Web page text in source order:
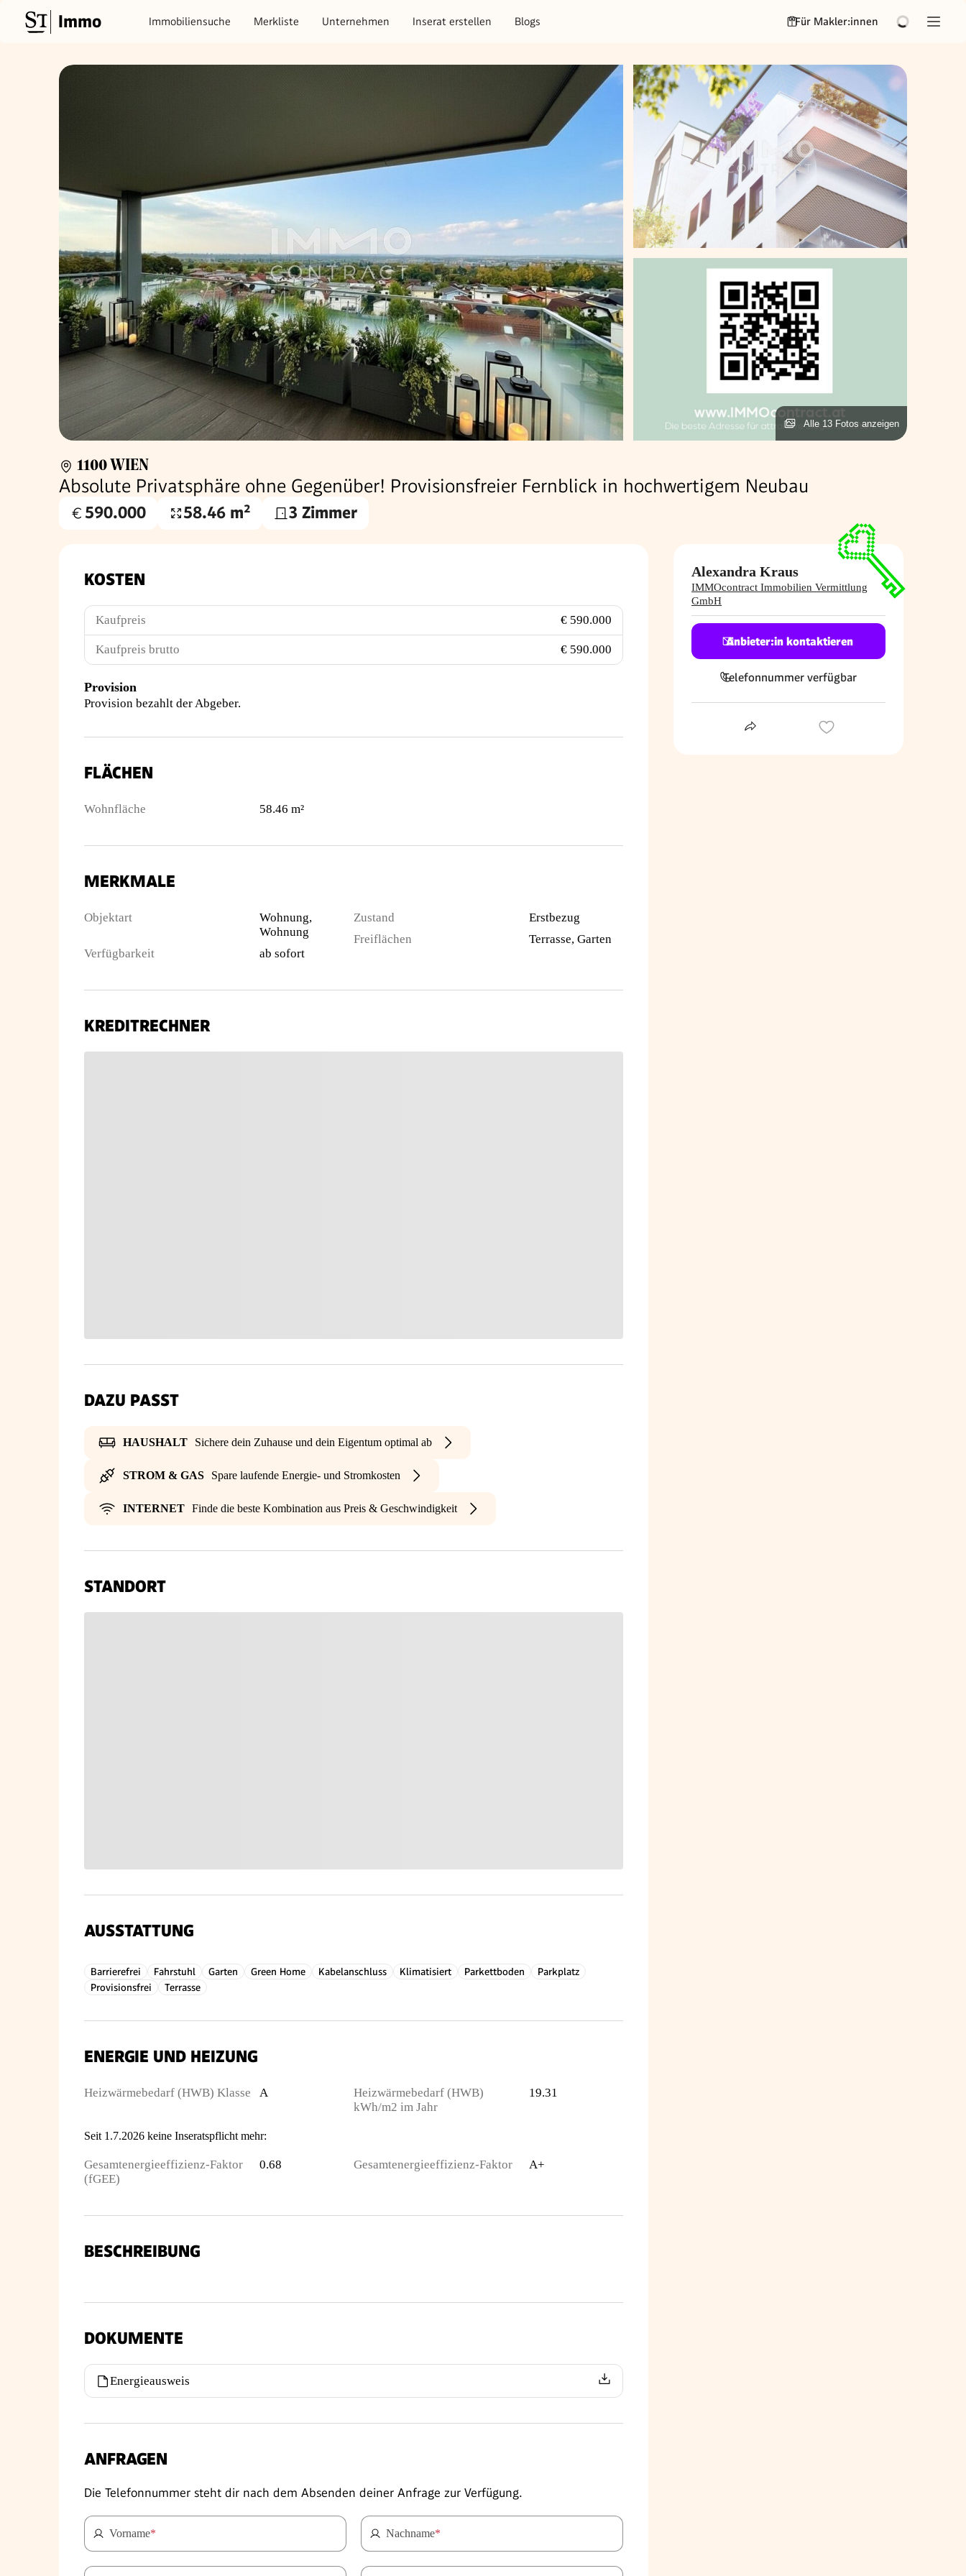
Immo Immobiliensuche Merkliste Unternehmen Inserat erstellen Blogs Für Makler:innen
Alle 13 Fotos anzeigen
1100 WIEN
Absolute Privatsphäre ohne Gegenüber! Provisionsfreier Fernblick in hochwertigem Neubau
Kaufpreis
590.000
Wohnfläche
58.46 m² 3 Zimmer
KOSTEN
Kaufpreis € 590.000
Kaufpreis brutto € 590.000
Provision
Provision bezahlt der Abgeber.
FLÄCHEN
Wohnfläche 58.46 m²
MERKMALE
Objektart
Wohnung,
Wohnung
Verfügbarkeit
ab sofort
Zustand
Erstbezug
Freiflächen
Terrasse, Garten
KREDITRECHNER
DAZU PASST
HAUSHALT Sichere dein Zuhause und dein Eigentum optimal ab
STROM & GAS Spare laufende Energie- und Stromkosten
INTERNET Finde die beste Kombination aus Preis & Geschwindigkeit
STANDORT
AUSSTATTUNG
Barrierefrei Fahrstuhl Garten Green Home Kabelanschluss Klimatisiert Parkettboden
Parkplatz
Provisionsfrei
Terrasse
ENERGIE UND HEIZUNG
Heizwärmebedarf (HWB) Klasse A
Heizwärmebedarf (HWB)
kWh/m2 im Jahr
19.31
Seit 1.7.2026 keine Inseratspflicht mehr:
Gesamtenergieeffizienz-Faktor
(fGEE)
0.68 Gesamtenergieeffizienz-Faktor A+
BESCHREIBUNG
DOKUMENTE
Energieausweis
ANFRAGEN
Die Telefonnummer steht dir nach dem Absenden deiner Anfrage zur Verfügung.
Vorname* Nachname*
Alexandra Kraus
IMMOcontract Immobilien Vermittlung
GmbH
Anbieter:in kontaktieren
Telefonnummer verfügbar